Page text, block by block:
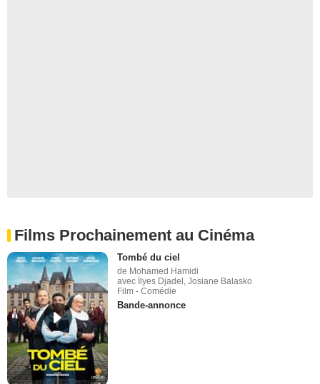
Films Prochainement au Cinéma
Tombé du ciel
de Mohamed Hamidi
avec Ilyes Djadel, Josiane Balasko
Film - Comédie
Bande-annonce